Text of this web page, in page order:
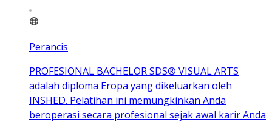
Perancis
PROFESIONAL BACHELOR SDS® VISUAL ARTS
adalah diploma Eropa yang dikeluarkan oleh
INSHED. Pelatihan ini memungkinkan Anda
beroperasi secara profesional sejak awal karir Anda